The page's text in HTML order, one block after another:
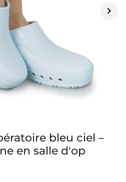

bleu ciel –
en salle d'op